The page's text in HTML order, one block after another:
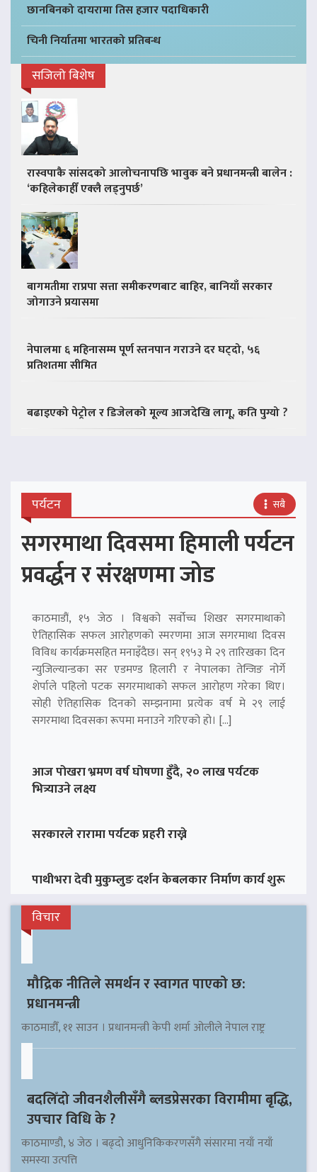
छानबिनको दायरामा तिस हजार पदाधिकारी
चिनी निर्यातमा भारतको प्रतिबन्ध
सजिलो बिशेष
रास्वपाकै सांसदको आलोचनापछि भावुक बने प्रधानमन्त्री बालेन :
‘कहिलेकाहीँ एक्लै लड्नुपर्छ’
बागमतीमा राप्रपा सत्ता समीकरणबाट बाहिर, बानियाँ सरकार
जोगाउने प्रयासमा
नेपालमा ६ महिनासम्म पूर्ण स्तनपान गराउने दर घट्दो, ५६
प्रतिशतमा सीमित
बढाइएको पेट्रोल र डिजेलको मूल्य आजदेखि लागू, कति पुग्यो ?
पर्यटन सबै
सगरमाथा दिवसमा हिमाली पर्यटन
प्रवर्द्धन र संरक्षणमा जोड
काठमाडौं, १५ जेठ । विश्वको सर्वोच्च शिखर सगरमाथाको
ऐतिहासिक सफल आरोहणको स्मरणमा आज सगरमाथा दिवस
विविध कार्यक्रमसहित मनाइँदैछ। सन् १९५३ मे २९ तारिखका दिन
न्युजिल्यान्डका सर एडमण्ड हिलारी र नेपालका तेन्जिङ नोर्गे
शेर्पाले पहिलो पटक सगरमाथाको सफल आरोहण गरेका थिए।
सोही ऐतिहासिक दिनको सम्झनामा प्रत्येक वर्ष मे २९ लाई
सगरमाथा दिवसका रूपमा मनाउने गरिएको हो। […]
आज पोखरा भ्रमण वर्ष घोषणा हुँदै, २० लाख पर्यटक
भित्र्याउने लक्ष्य
सरकारले रारामा पर्यटक प्रहरी राख्ने
पाथीभरा देवी मुकुम्लुङ दर्शन केबलकार निर्माण कार्य शुरू
विचार
मौद्रिक नीतिले समर्थन र स्वागत पाएको छ:
प्रधानमन्त्री
काठमाडौँ, ११ साउन । प्रधानमन्त्री केपी शर्मा ओलीले नेपाल राष्ट्र
बदलिँदो जीवनशैलीसँगै ब्लडप्रेसरका विरामीमा बृद्धि,
उपचार विधि के ?
काठमाण्डौ, ४ जेठ । बढ्दो आधुनिकिकरणसँगै संसारमा नयाँ नयाँ
समस्या उत्पत्ति